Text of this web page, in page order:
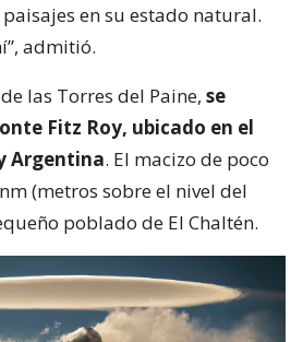
en su estado natural.
admitió.
las Torres del Paine, se
Fitz Roy, ubicado en el
Argentina. El macizo de poco
(metros sobre el nivel del
poblado de El Chaltén.